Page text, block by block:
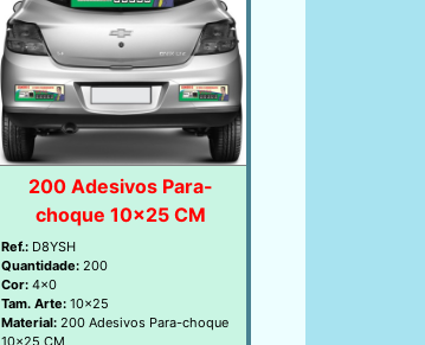
200 Adesivos Para-
choque 10x25 CM
Ref.:D8YSH
Quantidade: 200
Cor: 4x0
Tam. Arte:10x25
Material:200 Adesivos Para-choque
10x25 CM